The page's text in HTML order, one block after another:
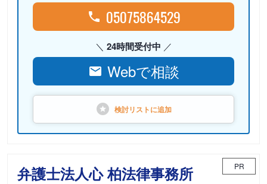
05075864529
24時間受付中
Webで相談
検討リストに追加
弁護士法人心 柏法律事務所 PR